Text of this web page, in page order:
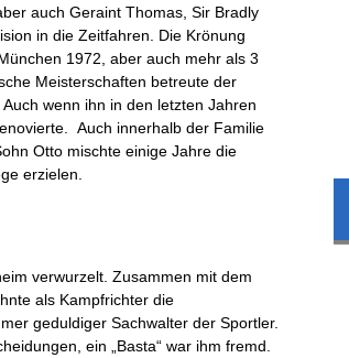
auch Geraint Thomas, Sir Bradly
in die Zeitfahren. Die Krönung
1972, aber auch mehr als 3
Meisterschaften betreute der
wenn ihn in den letzten Jahren
Auch innerhalb der Familie
Otto mischte einige Jahre die
erzielen.
verwurzelt. Zusammen mit dem
als Kampfrichter die
geduldiger Sachwalter der Sportler.
ein „Basta“ war ihm fremd.